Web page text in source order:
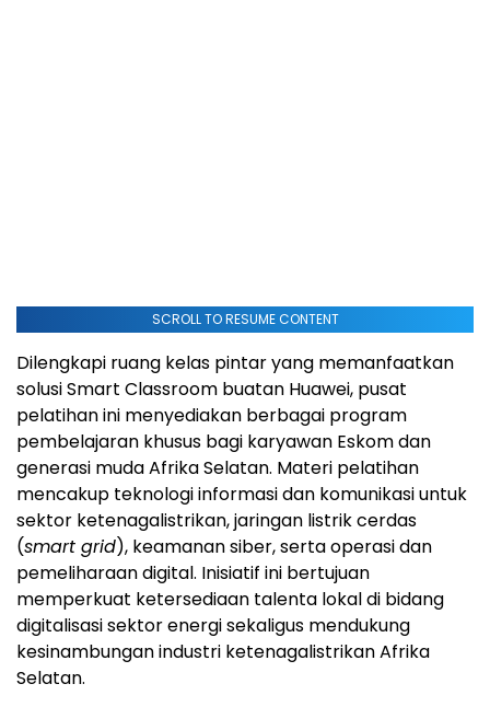
SCROLL TO RESUME CONTENT
Dilengkapi ruang kelas pintar yang memanfaatkan
solusi Smart Classroom buatan Huawei, pusat
pelatihan ini menyediakan berbagai program
pembelajaran khusus bagi karyawan Eskom dan
generasi muda Afrika Selatan. Materi pelatihan
mencakup teknologi informasi dan komunikasi untuk
sektor ketenagalistrikan, jaringan listrik cerdas
(smart grid), keamanan siber, serta operasi dan
pemeliharaan digital. Inisiatif ini bertujuan
memperkuat ketersediaan talenta lokal di bidang
digitalisasi sektor energi sekaligus mendukung
kesinambungan industri ketenagalistrikan Afrika
Selatan.